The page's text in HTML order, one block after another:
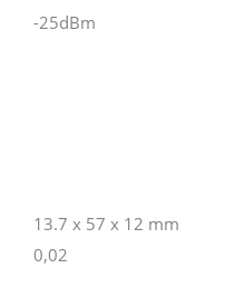
-25dBm
13.7 x 57 x 12 mm
0,02